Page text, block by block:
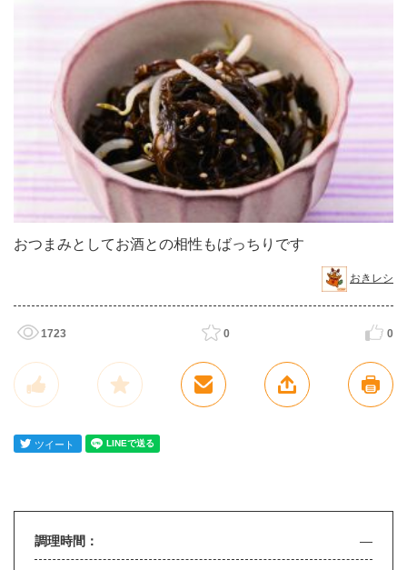
おつまみとしてお酒との相性もばっちりです
おきレシ
1723 0 0
調理時間： —